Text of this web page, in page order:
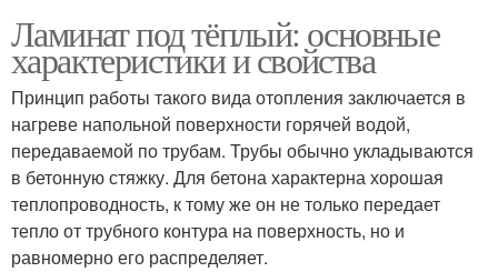
Ламинат под тёплый: основные
характеристики и свойства
Принцип работы такого вида отопления заключается в
нагреве напольной поверхности горячей водой,
передаваемой по трубам. Трубы обычно укладываются
в бетонную стяжку. Для бетона характерна хорошая
теплопроводность, к тому же он не только передает
тепло от трубного контура на поверхность, но и
равномерно его распределяет.